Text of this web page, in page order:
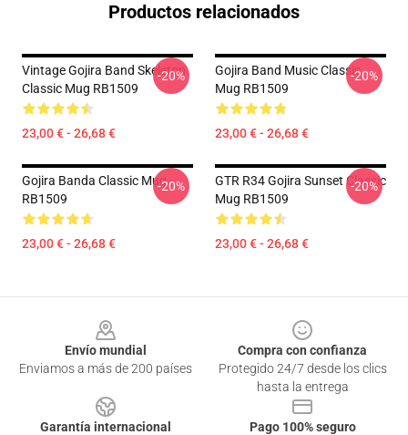
Productos relacionados
Vintage Gojira Band Skeleton
Classic Mug RB1509
23,00 € - 26,68 €
-20%
Gojira Band Music Classic
Mug RB1509
23,00 € - 26,68 €
-20%
Gojira Banda Classic Mug
RB1509
23,00 € - 26,68 €
-20%
GTR R34 Gojira Sunset Classic
Mug RB1509
23,00 € - 26,68 €
-20%
Envío mundial
Enviamos a más de 200 países
Compra con confianza
Protegido 24/7 desde los clics
hasta la entrega
Garantía internacional
Pago 100% seguro